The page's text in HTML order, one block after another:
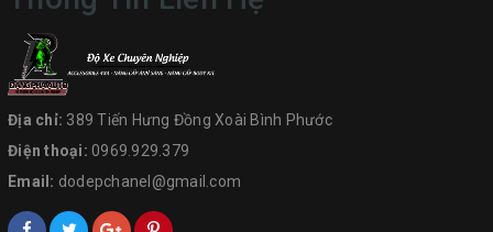
Địa chỉ: 389 Tiến Hưng Đồng Xoài Bình Phước
Điện thoại: 0969.929.379
Email: dodepchanel@gmail.com